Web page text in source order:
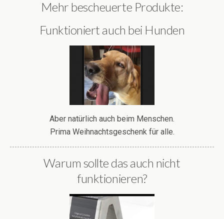
Mehr bescheuerte Produkte:
Funktioniert auch bei Hunden
Aber natürlich auch beim Menschen.
Prima Weihnachtsgeschenk für alle.
Warum sollte das auch nicht
funktionieren?